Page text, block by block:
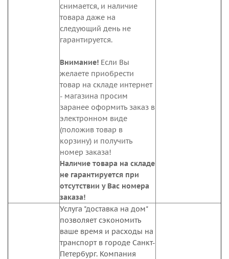
снимается, и наличие
товара даже на
следующий день не
гарантируется.
Внимание! Если Вы
желаете приобрести
товар на складе интернет
- магазина просим
заранее оформить заказ в
электронном виде
(положив товар в
корзину) и получить
номер заказа!
Наличие товара на складе
не гарантируется при
отсутствии у Вас номера
заказа!
Услуга "доставка на дом"
позволяет сэкономить
ваше время и расходы на
транспорт в городе Санкт-
Петербург. Компания